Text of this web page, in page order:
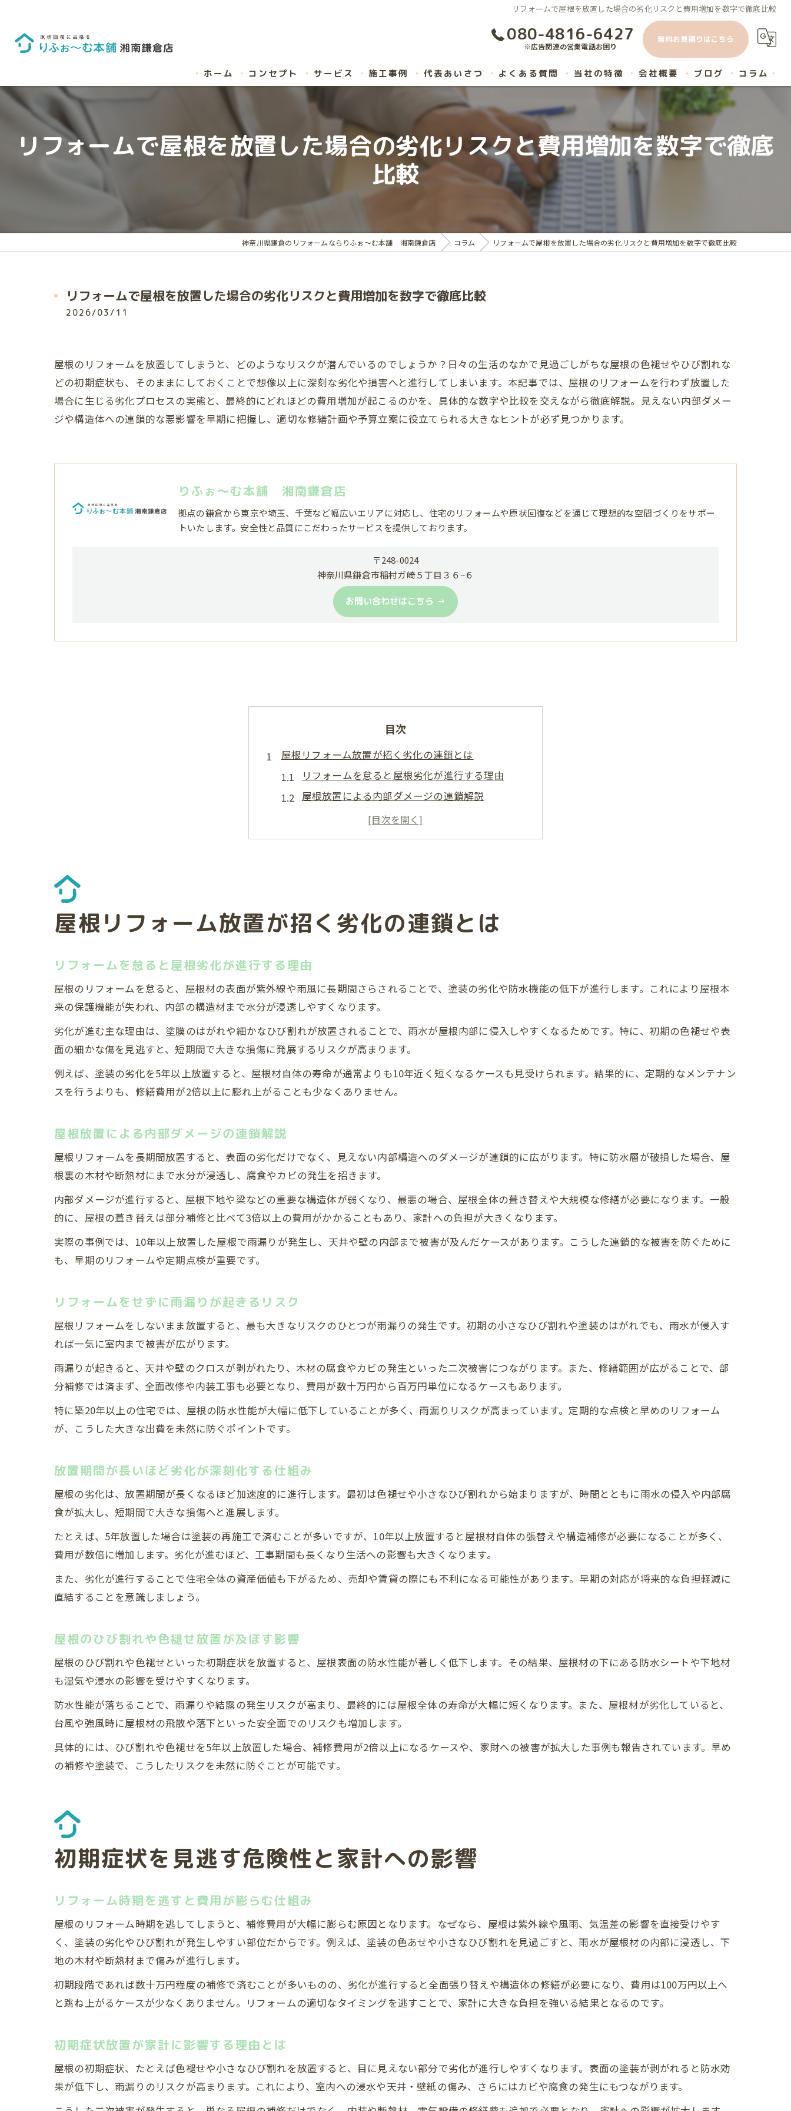
リフォームで屋根を放置した場合の劣化リスクと費用増加を数字で徹底比較
080-4816-6427
※広告関連の営業電話お困り
無料お見積りはこちら
ホーム コンセプト サービス 施工事例 代表あいさつ よくある質問 当社の特徴
内装工事
マンション
会社概要 ブログ コラム
リフォームで屋根を放置した場合の劣化リスクと費用増加を数字で徹底
比較
神奈川県鎌倉のリフォームならりふぉ～む本舗 湘南鎌倉店 コラム リフォームで屋根を放置した場合の劣化リスクと費用増加を数字で徹底比較
リフォームで屋根を放置した場合の劣化リスクと費用増加を数字で徹底比較
2026/03/11
屋根のリフォームを放置してしまうと、どのようなリスクが潜んでいるのでしょうか？日々の生活のなかで見過ごしがちな屋根の色褪せやひび割れな
どの初期症状も、そのままにしておくことで想像以上に深刻な劣化や損害へと進行してしまいます。本記事では、屋根のリフォームを行わず放置した
場合に生じる劣化プロセスの実態と、最終的にどれほどの費用増加が起こるのかを、具体的な数字や比較を交えながら徹底解説。見えない内部ダメー
ジや構造体への連鎖的な悪影響を早期に把握し、適切な修繕計画や予算立案に役立てられる大きなヒントが必ず見つかります。
りふぉ～む本舗 湘南鎌倉店
拠点の鎌倉から東京や埼玉、千葉など幅広いエリアに対応し、住宅のリフォームや原状回復などを通じて理想的な空間づくりをサポー
トいたします。安全性と品質にこだわったサービスを提供しております。
〒248-0024
神奈川県鎌倉市稲村ガ崎５丁目３６−６
お問い合わせはこちら
目次
屋根リフォーム放置が招く劣化の連鎖とは
リフォームを怠ると屋根劣化が進行する理由
屋根放置による内部ダメージの連鎖解説
リフォームをせずに雨漏りが起きるリスク
放置期間が長いほど劣化が深刻化する仕組み
初期症状放置が家計に影響する理由とは
小さな異変の放置が大損失に繋がる構図
リフォーム費節約のための初期対応の重要性
屋根を放置したときのリフォーム費用増加例
リフォームを先送りすると費用が跳ね上がる
屋根補修放置で発生する追加コストの実態
修繕費用の差を生む屋根リフォームのタイミング
放置が生む構造体ダメージの実態に迫る
屋根の放置で構造体が受ける深刻な影響
リフォームせず腐食が進むメカニズム解説
長期間の屋根放置で生じる資産価値への影響
屋根劣化が不動産売却に及ぼす影響とは
リフォームのタイミングを逃すリスクを解説
リフォーム適期を逸すると被害が加速する訳
屋根の異常を見逃すと修繕リスクが拡大
リフォーム遅延による修繕費増加の実例紹介
屋根リフォーム放置が招く劣化の連鎖とは
リフォームを怠ると屋根劣化が進行する理由
屋根のリフォームを怠ると、屋根材の表面が紫外線や雨風に長期間さらされることで、塗装の劣化や防水機能の低下が進行します。これにより屋根本
来の保護機能が失われ、内部の構造材まで水分が浸透しやすくなります。
劣化が進む主な理由は、塗膜のはがれや細かなひび割れが放置されることで、雨水が屋根内部に侵入しやすくなるためです。特に、初期の色褪せや表
面の細かな傷を見逃すと、短期間で大きな損傷に発展するリスクが高まります。
例えば、塗装の劣化を5年以上放置すると、屋根材自体の寿命が通常よりも10年近く短くなるケースも見受けられます。結果的に、定期的なメンテナン
スを行うよりも、修繕費用が2倍以上に膨れ上がることも少なくありません。
屋根放置による内部ダメージの連鎖解説
屋根リフォームを長期間放置すると、表面の劣化だけでなく、見えない内部構造へのダメージが連鎖的に広がります。特に防水層が破損した場合、屋
根裏の木材や断熱材にまで水分が浸透し、腐食やカビの発生を招きます。
内部ダメージが進行すると、屋根下地や梁などの重要な構造体が弱くなり、最悪の場合、屋根全体の葺き替えや大規模な修繕が必要になります。一般
的に、屋根の葺き替えは部分補修と比べて3倍以上の費用がかかることもあり、家計への負担が大きくなります。
実際の事例では、10年以上放置した屋根で雨漏りが発生し、天井や壁の内部まで被害が及んだケースがあります。こうした連鎖的な被害を防ぐために
も、早期のリフォームや定期点検が重要です。
リフォームをせずに雨漏りが起きるリスク
屋根リフォームをしないまま放置すると、最も大きなリスクのひとつが雨漏りの発生です。初期の小さなひび割れや塗装のはがれでも、雨水が侵入す
れば一気に室内まで被害が広がります。
雨漏りが起きると、天井や壁のクロスが剥がれたり、木材の腐食やカビの発生といった二次被害につながります。また、修繕範囲が広がることで、部
分補修では済まず、全面改修や内装工事も必要となり、費用が数十万円から百万円単位になるケースもあります。
特に築20年以上の住宅では、屋根の防水性能が大幅に低下していることが多く、雨漏りリスクが高まっています。定期的な点検と早めのリフォーム
が、こうした大きな出費を未然に防ぐポイントです。
放置期間が長いほど劣化が深刻化する仕組み
屋根の劣化は、放置期間が長くなるほど加速度的に進行します。最初は色褪せや小さなひび割れから始まりますが、時間とともに雨水の侵入や内部腐
食が拡大し、短期間で大きな損傷へと進展します。
たとえば、5年放置した場合は塗装の再施工で済むことが多いですが、10年以上放置すると屋根材自体の張替えや構造補修が必要になることが多く、
費用が数倍に増加します。劣化が進むほど、工事期間も長くなり生活への影響も大きくなります。
また、劣化が進行することで住宅全体の資産価値も下がるため、売却や賃貸の際にも不利になる可能性があります。早期の対応が将来的な負担軽減に
直結することを意識しましょう。
屋根のひび割れや色褪せ放置が及ぼす影響
屋根のひび割れや色褪せといった初期症状を放置すると、屋根表面の防水性能が著しく低下します。その結果、屋根材の下にある防水シートや下地材
も湿気や浸水の影響を受けやすくなります。
防水性能が落ちることで、雨漏りや結露の発生リスクが高まり、最終的には屋根全体の寿命が大幅に短くなります。また、屋根材が劣化していると、
台風や強風時に屋根材の飛散や落下といった安全面でのリスクも増加します。
具体的には、ひび割れや色褪せを5年以上放置した場合、補修費用が2倍以上になるケースや、家財への被害が拡大した事例も報告されています。早め
の補修や塗装で、こうしたリスクを未然に防ぐことが可能です。
初期症状を見逃す危険性と家計への影響
リフォーム時期を逃すと費用が膨らむ仕組み
屋根のリフォーム時期を逃してしまうと、補修費用が大幅に膨らむ原因となります。なぜなら、屋根は紫外線や風雨、気温差の影響を直接受けやす
く、塗装の劣化やひび割れが発生しやすい部位だからです。例えば、塗装の色あせや小さなひび割れを見過ごすと、雨水が屋根材の内部に浸透し、下
地の木材や断熱材まで傷みが進行します。
初期段階であれば数十万円程度の補修で済むことが多いものの、劣化が進行すると全面張り替えや構造体の修繕が必要になり、費用は100万円以上へ
と跳ね上がるケースが少なくありません。リフォームの適切なタイミングを逃すことで、家計に大きな負担を強いる結果となるのです。
初期症状放置が家計に影響する理由とは
屋根の初期症状、たとえば色褪せや小さなひび割れを放置すると、目に見えない部分で劣化が進行しやすくなります。表面の塗装が剥がれると防水効
果が低下し、雨漏りのリスクが高まります。これにより、室内への浸水や天井・壁紙の傷み、さらにはカビや腐食の発生にもつながります。